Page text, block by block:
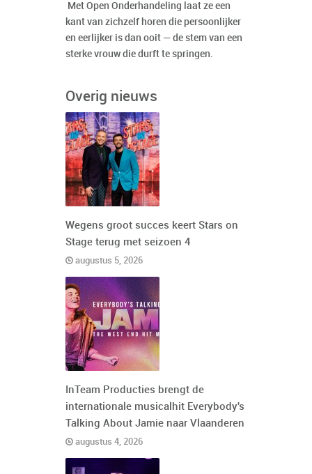
Met Open Onderhandeling laat ze een
kant van zichzelf horen die persoonlijker
en eerlijker is dan ooit — de stem van een
sterke vrouw die durft te springen.
Overig nieuws
Wegens groot succes keert Stars on
Stage terug met seizoen 4
augustus 5, 2026
InTeam Producties brengt de
internationale musicalhit Everybody's
Talking About Jamie naar Vlaanderen
augustus 4, 2026